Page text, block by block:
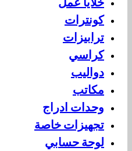
كونترات
ترابيزات
كراسي
دواليب
مكاتب
وحدات ادراج
تجهيزات خاصة
لوحة حسابي